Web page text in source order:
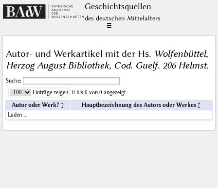
Geschichts­quellen
des deutschen Mittelalters
☰
Autor- und Werkartikel mit der Hs. Wolfenbüttel,
Herzog August Bibliothek, Cod. Guelf. 206 Helmst.
Suche:
Einträge zeigen
0 bis 0 von 0 angezeigt
Autor oder Werk?
Hauptbezeichnung des Autors oder Werkes
Laden …